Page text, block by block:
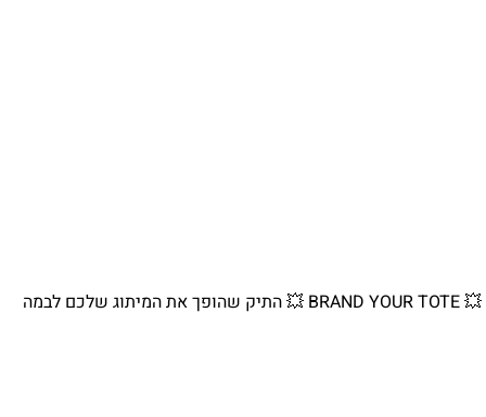
💥 BRAND YOUR TOTE 💥 התיק שהופך את המיתוג שלכם לבמה